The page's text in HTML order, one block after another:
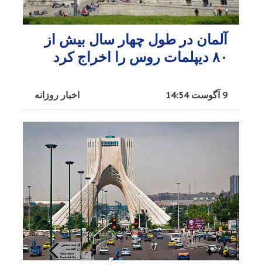
آلمان در طول چهار سال بیش از
۸۰ دیپلمات روس را اخراج کرد
اخبار روزانه 9 آگوست 14:54